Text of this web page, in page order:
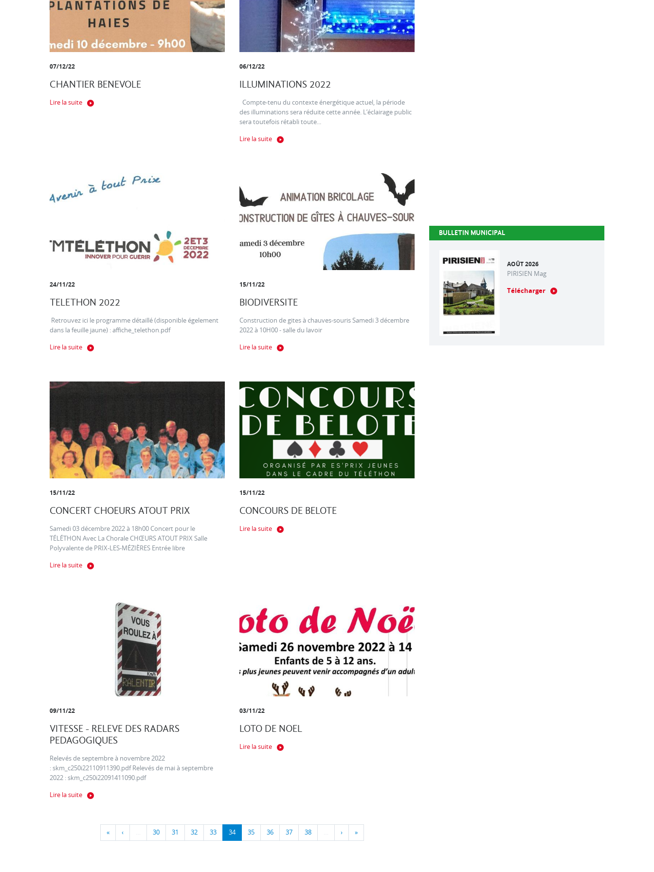
07/12/22
CHANTIER BENEVOLE
Lire la suite
06/12/22
ILLUMINATIONS 2022
Compte-tenu du contexte énergétique actuel, la période
des illuminations sera réduite cette année. L’éclairage public
sera toutefois rétabli toute...
Lire la suite
24/11/22
TELETHON 2022
Retrouvez ici le programme détaillé (disponible égelement
dans la feuille jaune) : affiche_telethon.pdf
Lire la suite
15/11/22
BIODIVERSITE
Construction de gites à chauves-souris Samedi 3 décembre
2022 à 10H00 - salle du lavoir
Lire la suite
15/11/22
CONCERT CHOEURS ATOUT PRIX
Samedi 03 décembre 2022 à 18h00 Concert pour le
TÉLÉTHON Avec La Chorale CHŒURS ATOUT PRIX Salle
Polyvalente de PRIX-LES-MÉZIÈRES Entrée libre
Lire la suite
15/11/22
CONCOURS DE BELOTE
Lire la suite
09/11/22
VITESSE - RELEVE DES RADARS
PEDAGOGIQUES
Relevés de septembre à novembre 2022
: skm_c250i22110911390.pdf Relevés de mai à septembre
2022 : skm_c250i22091411090.pdf
Lire la suite
03/11/22
LOTO DE NOEL
Lire la suite
« ‹ … 30 31 32 33 34 35 36 37 38 … › »
BULLETIN MUNICIPAL
AOÛT 2026
PIRISIEN Mag
Télécharger